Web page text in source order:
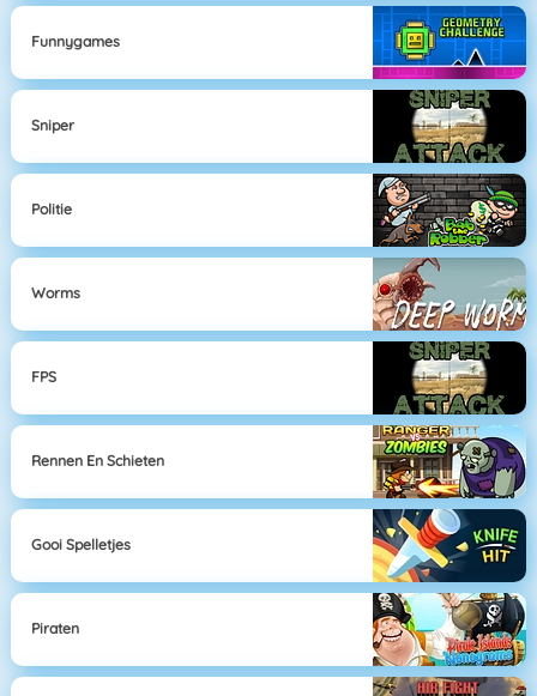
Funnygames
Sniper
Politie
Worms
FPS
Rennen En Schieten
Gooi Spelletjes
Piraten